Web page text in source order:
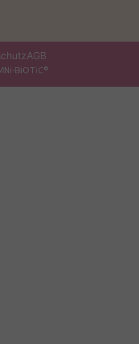
AGB
BiOTiC®